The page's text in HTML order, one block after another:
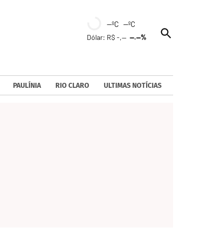
--ºC --ºC
Dólar: R$ -,----.--%
Open
Search
PAULÍNIA RIO CLARO ULTIMAS NOTÍCIAS